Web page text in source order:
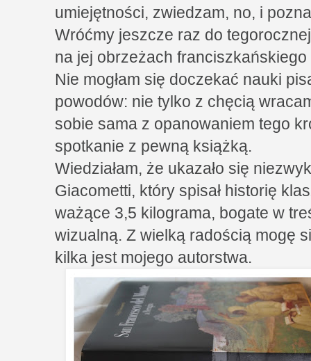
umiejętności, zwiedzam, no, i
Wróćmy jeszcze raz do
na jej obrzeżach
Nie mogłam się doczekać nauki
powodów: nie tylko z chęcią
sobie sama z opanowaniem tego
spotkanie z pewną książką.
Wiedziałam, że ukazało się
Giacometti, który spisał historię
ważące 3,5 kilograma, bogate w
wizualną. Z wielką radością mogę
kilka jest mojego autorstwa.